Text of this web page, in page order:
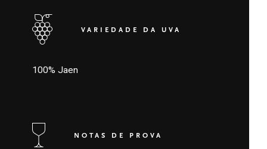
VARIEDADE DA UVA
100% Jaen
NOTAS DE PROVA